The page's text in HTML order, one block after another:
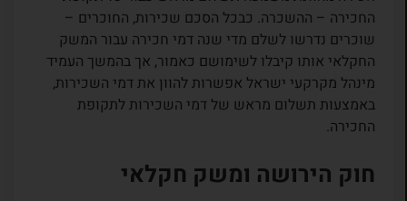
החכירה – ההשכרה. כבכל הסכם שכירות, החוכרים –
שוכרים נדרשו לשלם מדי שנה דמי חכירה עבור המשק
החקלאי אותו קיבלו לשימושם כאמור, אך בהמשך העמיד
מינהל מקרקעי ישראל אפשרות להוון את דמי השכירות,
באמצעות תשלום מראש של דמי השכירות לתקופת
החכירה.
חוק הירושה ומשק חקלאי